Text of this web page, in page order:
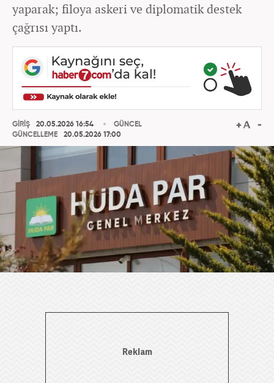
yaparak; filoya askeri ve diplomatik destek
çağrısı yaptı.
GİRİŞ
20.05.2026 16:54
GÜNCELLEME
20.05.2026 17:00
GÜNCEL